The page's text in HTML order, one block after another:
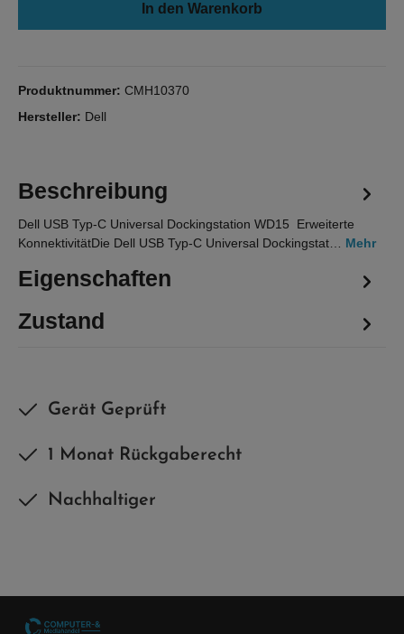
In den Warenkorb
Produktnummer: CMH10370
Hersteller: Dell
Beschreibung
Dell USB Typ-C Universal Dockingstation WD15 Erweiterte
KonnektivitätDie Dell USB Typ-C Universal Dockingstat… Mehr
Eigenschaften
Zustand
Gerät Geprüft
1 Monat Rückgaberecht
Nachhaltiger